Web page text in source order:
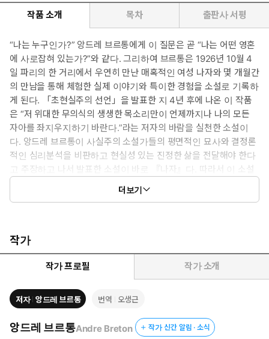
작품 소개 목차 출판사 서평
“나는 누구인가?” 앙드레 브르통에게 이 질문은 곧 “나는 어떤 영혼
에 사로잡혀 있는가?”와 같다. 그리하여 브르통은 1926년 10월 4
일 파리의 한 거리에서 우연히 만난 매혹적인 여성 나자와 몇 개월간
의 만남을 통해 체험한 실제 이야기와 특이한 경험을 소설로 기록하
게 된다. 「초현실주의 선언」을 발표한 지 4년 후에 나온 이 작품
은 “저 위대한 무의식의 생생한 목소리만이 언제까지나 나의 모든
자아를 좌지우지하기 바란다.”라는 저자의 바람을 실천한 소설이
다. 앙드레 브르통이 사실주의 소설가들의 평면적인 묘사와 결정론
적인 심리분석을 비판하고 현실성 있는 진정한 삶을 전달해야 한다
고 주장하고 나서 발표한 소설이 바로 『나자』다. 따라서 이 소설
은 기존의 소설 문법과는 달리 유기적인 계획과 우연적 요소가 변증
법적으로 결합되어 있으며, 일상에 대한 초현실주의자들의 태도를
실주의 화가들의 그림 등 쉰 개의 도판이 독자의 상상력을 더욱 증폭
시킨다.
더보기
작가
작가 프로필 작가 소개
저자 앙드레 브르통 번역 오생근
앙드레 브르통Andre Breton 작가 신간 알림 · 소식